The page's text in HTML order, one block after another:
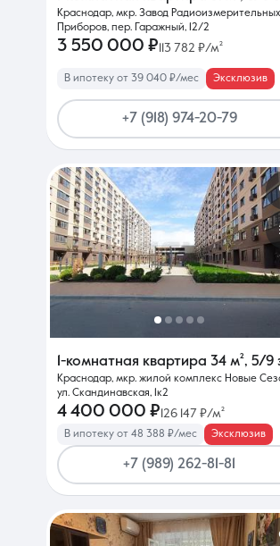
Краснодар, мкр. Завод Радиоизмерительных
Приборов, пер. Гаражный, 12/2
3 550 000 ₽113 782 ₽/м²
В ипотеку от 39 040 ₽/мес Эксклюзив
+7 (918) 974-20-79
1-комнатная квартира 34 м², 5/9
Краснодар, мкр. жилой комплекс Новые
ул. Скандинавская, 1к2
4 400 000 ₽ 126 147 ₽/м²
В ипотеку от 48 388 ₽/мес Эксклюзив
+7 (989) 262-81-81